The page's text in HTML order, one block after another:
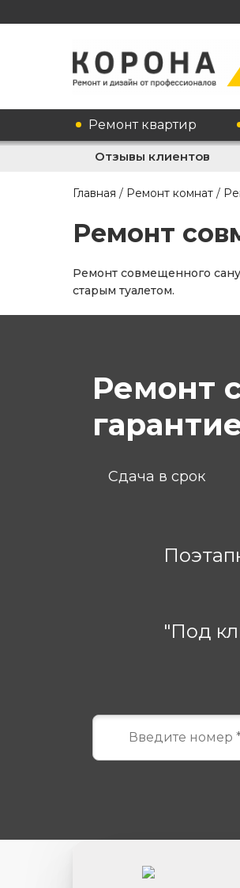
Ремонт квартир
Отзывы клиентов
Главная / Ремонт комнат /
Ремонт
Ремонт совмещенного
старым туалетом.
Ремонт
Сдача в срок
"Под